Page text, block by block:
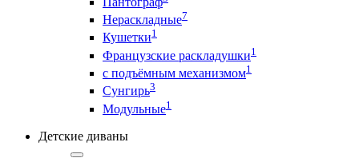
Нераскладные7
Кушетки1
Французские раскладушки1
с подъёмным механизмом1
Сунгирь3
Модульные1
Детские диваны